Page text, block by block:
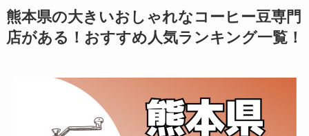
熊本県の大きいおしゃれなコーヒー豆専門
店がある！おすすめ人気ランキング一覧！